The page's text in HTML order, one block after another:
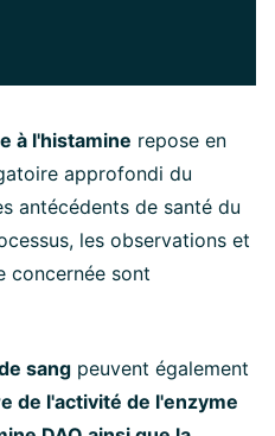
à l'histamine repose en
approfondi du
antécédents de santé du
les observations et
concernée sont
sang peuvent également
de l'activité de l'enzyme